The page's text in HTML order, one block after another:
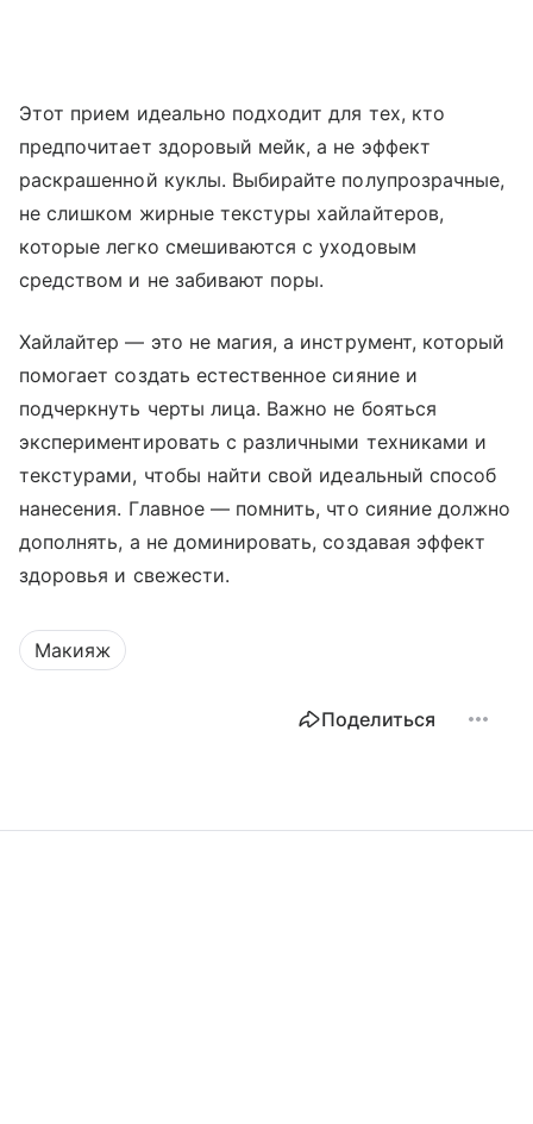
Этот прием идеально подходит для тех, кто
предпочитает здоровый мейк, а не эффект
раскрашенной куклы. Выбирайте полупрозрачные,
не слишком жирные текстуры хайлайтеров,
которые легко смешиваются с уходовым
средством и не забивают поры.
Хайлайтер — это не магия, а инструмент, который
помогает создать естественное сияние и
подчеркнуть черты лица. Важно не бояться
экспериментировать с различными техниками и
текстурами, чтобы найти свой идеальный способ
нанесения. Главное — помнить, что сияние должно
дополнять, а не доминировать, создавая эффект
здоровья и свежести.
Макияж
Поделиться